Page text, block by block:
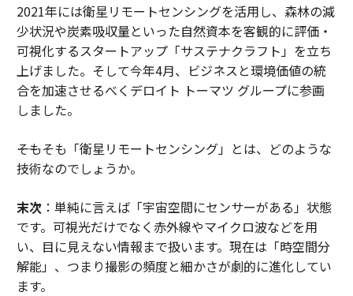
2021年には衛星リモートセンシングを活用し、森林の減
少状況や炭素吸収量といった自然資本を客観的に評価・
可視化するスタートアップ「サステナクラフト」を立ち
上げました。そして今年4月、ビジネスと環境価値の統
合を加速させるべくデロイト トーマツ グループに参画
しました。
――そもそも「衛星リモートセンシング」とは、どのような
技術なのでしょうか。
末次：単純に言えば「宇宙空間にセンサーがある」状態
です。可視光だけでなく赤外線やマイクロ波などを用
い、目に見えない情報まで扱います。現在は「時空間分
解能」、つまり撮影の頻度と細かさが劇的に進化してい
ます。